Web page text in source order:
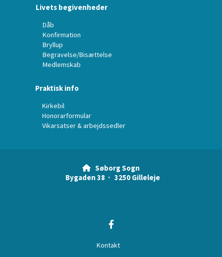
Livets begivenheder
Dåb
Konfirmation
Bryllup
Begravelse/Bisættelse
Medlemskab
Praktisk info
Kirkebil
Honorarformular
Vikarsatser & arbejdssedler
 Søborg Sogn
Bygaden 38 · 3250 Gilleleje
Kontakt